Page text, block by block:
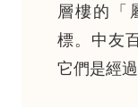
層樓的「
標。中友
它們是經過